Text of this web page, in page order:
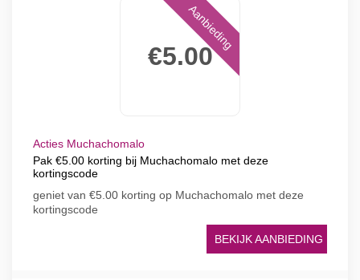
€5.00
Aanbieding
Acties Muchachomalo
Pak €5.00 korting bij Muchachomalo met deze
kortingscode
geniet van €5.00 korting op Muchachomalo met deze
kortingscode
BEKIJK AANBIEDING